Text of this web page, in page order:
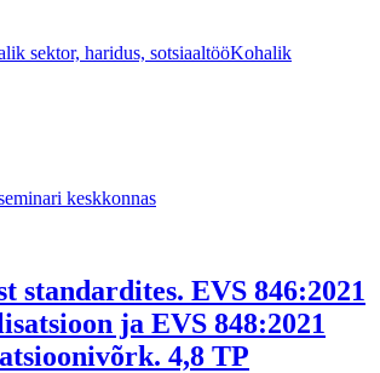
sektor, haridus, sotsiaaltööKohalik
keskkonnas
standardites. EVS 846:2021
ja EVS 848:2021
4,8 TP